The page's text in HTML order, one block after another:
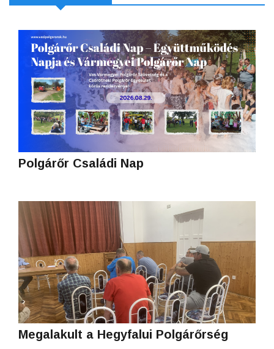
Polgárőr Családi Nap
Megalakult a Hegyfalui Polgárőrség